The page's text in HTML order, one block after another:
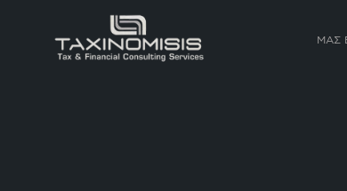
ΜΑΣ